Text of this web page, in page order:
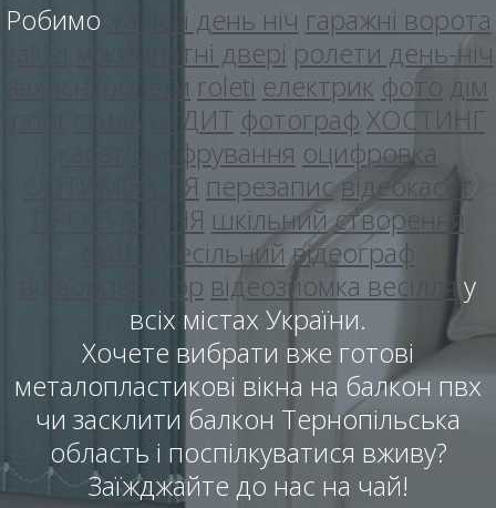
Робимо жалюзі день ніч гаражні ворота
міжкімнатні двері ролети день-ніч
захисні ролети roleti електрик фото дім
стиль АУДИТ фотограф ХОСТИНГ
оцифрування оцифровка
ОПТИМІЗАЦІЯ перезапис відеокасет
ПРОСУВАННЯ шкільний створення
весільний відеограф
відеооператор відеозйомка весілляу
всіх містах України.
Хочете вибрати вже готові
металопластикові вікна на балкон пвх
чи засклити балкон Тернопільська
область і поспілкуватися вживу?
Заїжджайте до нас на чай!